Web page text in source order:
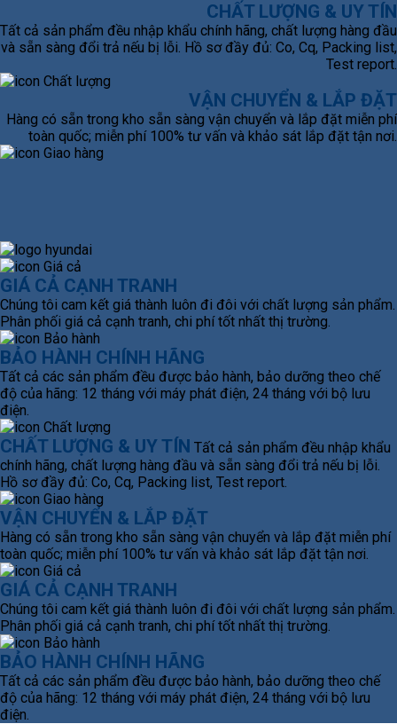
CHẤT LƯỢNG & UY TÍN
Tất cả sản phẩm đều nhập khẩu chính hãng, chất lượng hàng đầu
và sẵn sàng đổi trả nếu bị lỗi. Hồ sơ đầy đủ: Co, Cq, Packing list,
Test report.
VẬN CHUYỂN & LẮP ĐẶT
Hàng có sẵn trong kho sẵn sàng vận chuyển và lắp đặt miễn phí
toàn quốc; miễn phí 100% tư vấn và khảo sát lắp đặt tận nơi.
GIÁ CẢ CẠNH TRANH
Chúng tôi cam kết giá thành luôn đi đôi với chất lượng sản phẩm.
Phân phối giá cả cạnh tranh, chi phí tốt nhất thị trường.
BẢO HÀNH CHÍNH HÃNG
Tất cả các sản phẩm đều được bảo hành, bảo dưỡng theo chế
độ của hãng: 12 tháng với máy phát điện, 24 tháng với bộ lưu
điện.
CHẤT LƯỢNG & UY TÍN Tất cả sản phẩm đều nhập khẩu
chính hãng, chất lượng hàng đầu và sẵn sàng đổi trả nếu bị lỗi.
Hồ sơ đầy đủ: Co, Cq, Packing list, Test report.
VẬN CHUYỂN & LẮP ĐẶT
Hàng có sẵn trong kho sẵn sàng vận chuyển và lắp đặt miễn phí
toàn quốc; miễn phí 100% tư vấn và khảo sát lắp đặt tận nơi.
GIÁ CẢ CẠNH TRANH
Chúng tôi cam kết giá thành luôn đi đôi với chất lượng sản phẩm.
Phân phối giá cả cạnh tranh, chi phí tốt nhất thị trường.
BẢO HÀNH CHÍNH HÃNG
Tất cả các sản phẩm đều được bảo hành, bảo dưỡng theo chế
độ của hãng: 12 tháng với máy phát điện, 24 tháng với bộ lưu
điện.